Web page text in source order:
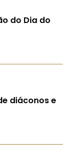
do Dia do
diáconos e